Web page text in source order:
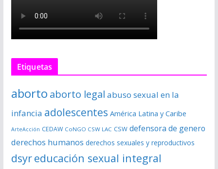
Etiquetas
aborto aborto legal abuso sexual en la
infancia adolescentes América Latina y Caribe
ArteAcción CEDAW CoNGO CSW LAC CSW defensora de genero
derechos humanos derechos sexuales y reproductivos
dsyreducación sexual integral